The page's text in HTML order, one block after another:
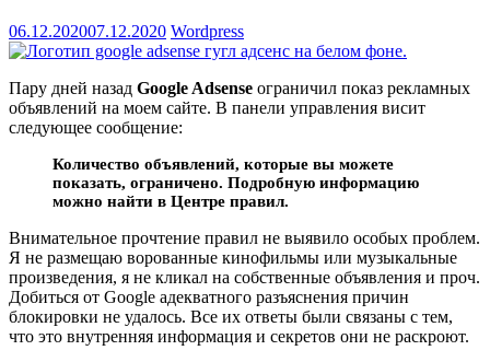
06.12.202007.12.2020 Wordpress
Пару дней назад Google Adsense ограничил показ рекламных
объявлений на моем сайте. В панели управления висит
следующее сообщение:
Количество объявлений, которые вы можете
показать, ограничено. Подробную информацию
можно найти в Центре правил.
Внимательное прочтение правил не выявило особых проблем.
Я не размещаю ворованные кинофильмы или музыкальные
произведения, я не кликал на собственные объявления и проч.
Добиться от Google адекватного разъяснения причин
блокировки не удалось. Все их ответы были связаны с тем,
что это внутренняя информация и секретов они не раскроют.